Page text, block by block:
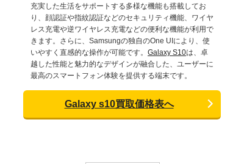
充実した生活をサポートする多様な機能も搭載してお
り、顔認証や指紋認証などのセキュリティ機能、ワイヤ
レス充電や逆ワイヤレス充電などの便利な機能が利用で
きます。さらに、Samsungの独自のOne UIにより、使
いやすく直感的な操作が可能です。 Galaxy S10は、卓
越した性能と魅力的なデザインが融合した、ユーザーに
最高のスマートフォン体験を提供する端末です。
Galaxy s10買取価格表へ